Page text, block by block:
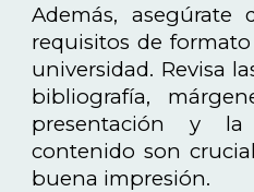
Además,
requisitos de
universidad. Revisa
bibliografía,
presentación y la
contenido son
buena impresión.